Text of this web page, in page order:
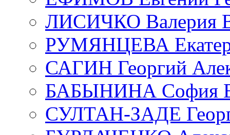
ЛИСИЧКО Валерия
РУМЯНЦЕВА
САГИН Георгий
БАБЫНИНА София
СУЛТАН-ЗАДЕ